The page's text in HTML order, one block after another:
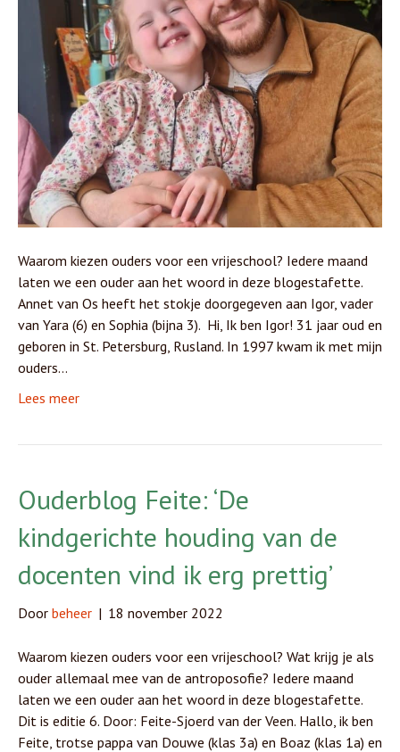
Waarom kiezen ouders voor een vrijeschool? Iedere maand
laten we een ouder aan het woord in deze blogestafette.
Annet van Os heeft het stokje doorgegeven aan Igor, vader
van Yara (6) en Sophia (bijna 3). Hi, Ik ben Igor! 31 jaar oud en
geboren in St. Petersburg, Rusland. In 1997 kwam ik met mijn
ouders…
Lees meer
Ouderblog Feite: ‘De
kindgerichte houding van de
docenten vind ik erg prettig’
Door beheer | 18 november 2022
Waarom kiezen ouders voor een vrijeschool? Wat krijg je als
ouder allemaal mee van de antroposofie? Iedere maand
laten we een ouder aan het woord in deze blogestafette.
Dit is editie 6. Door: Feite-Sjoerd van der Veen. Hallo, ik ben
Feite, trotse pappa van Douwe (klas 3a) en Boaz (klas 1a) en